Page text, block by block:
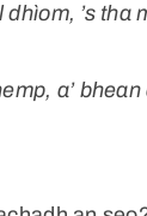
’s tha
a’